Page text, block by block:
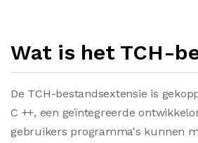
Wat is het TCH-
De TCH-bestandsextensie is
C ++, een geïntegreerde
gebruikers programma's kunnen